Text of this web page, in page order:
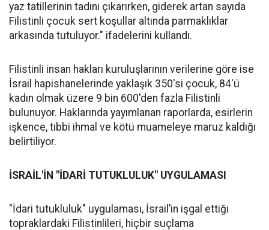
yaz tatillerinin tadını çıkarırken, giderek artan sayıda
Filistinli çocuk sert koşullar altında parmaklıklar
arkasında tutuluyor." ifadelerini kullandı.
Filistinli insan hakları kuruluşlarının verilerine göre ise
İsrail hapishanelerinde yaklaşık 350'si çocuk, 84'ü
kadın olmak üzere 9 bin 600'den fazla Filistinli
bulunuyor. Haklarında yayımlanan raporlarda, esirlerin
işkence, tıbbi ihmal ve kötü muameleye maruz kaldığı
belirtiliyor.
İSRAİL'İN "İDARİ TUTUKLULUK" UYGULAMASI
"İdari tutukluluk" uygulaması, İsrail’in işgal ettiği
topraklardaki Filistinlileri, hiçbir suçlama